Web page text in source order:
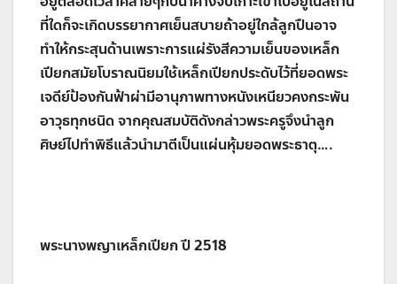
ที่ใดก็จะเกิดบรรยากาศเย็นสบายถ้าอยู่ใกล้ลูกปืนอาจ
ทำให้กระสุนด้านเพราะการแผ่รังสีความเย็นของเหล็ก
เปียกสมัยโบราณนิยมใช้เหล็กเปียกประดับไว้ที่ยอดพระ
เจดีย์ป้องกันฟ้าผ่ามีอานุภาพทางหนังเหนียวคงกระพัน
อาวุธทุกชนิด จากคุณสมบัติดังกล่าวพระครูจึงนำลูก
ศิษย์ไปทำพิธีแล้วนำมาตีเป็นแผ่นหุ้มยอดพระธาตุ….
พระนางพญาเหล็กเปียก ปี 2518